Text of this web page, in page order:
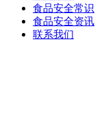
食品安全常识
食品安全资讯
联系我们